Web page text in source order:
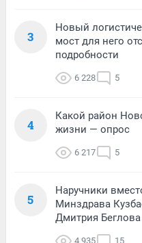
3
Новый
мост для него
подробности
6 228 5
4
Какой район
жизни — опрос
6 217 5
5
Наручники
Минздрава
Дмитрия Беглова
4 935 15